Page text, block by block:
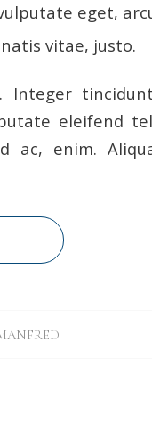
eget,
vitae, justo.
eleifend
ac, enim.